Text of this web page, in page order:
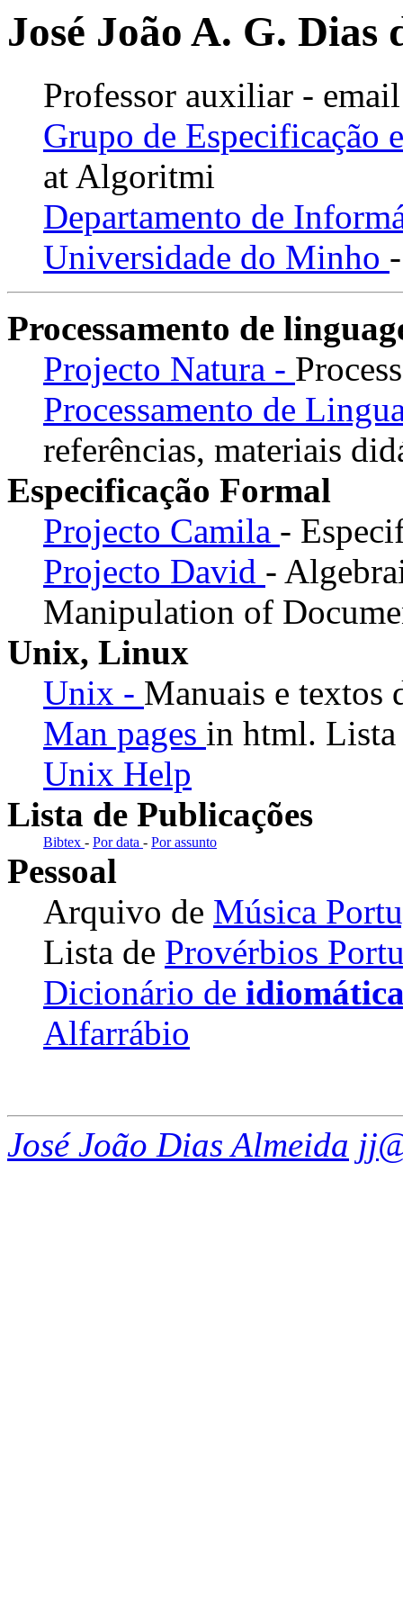
José João A. G. Dias
Professor auxiliar -
Grupo de Especificação
at Algoritmi
Departamento de
Universidade do Minho
Processamento de
Projecto Natura -
Processamento de
referências, materiais
Especificação Formal
Projecto Camila -
Projecto David -
Manipulation of
Unix, Linux
Unix - Manuais e textos
Man pages in html.
Unix Help
Lista de Publicações
Bibtex - Por data - Por assunto
Pessoal
Arquivo de Música
Lista de Provérbios
Dicionário de
Alfarrábio
José João Dias Almeida